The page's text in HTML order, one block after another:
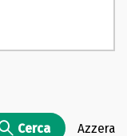
Cerca Azzera